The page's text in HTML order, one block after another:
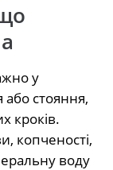
у
або стояння,
кроків.
копченості,
воду